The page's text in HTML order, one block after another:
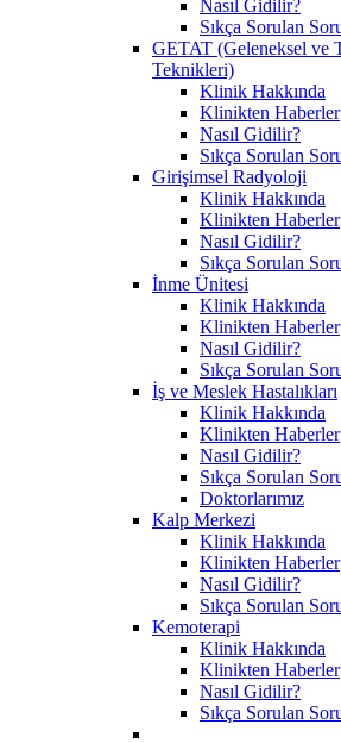
Nasıl Gidilir?
Sıkça Sorulan
GETAT (Geleneksel ve
Teknikleri)
Klinik Hakkında
Klinikten Haberler
Nasıl Gidilir?
Sıkça Sorulan
Girişimsel Radyoloji
Klinik Hakkında
Klinikten Haberler
Nasıl Gidilir?
Sıkça Sorulan
İnme Ünitesi
Klinik Hakkında
Klinikten Haberler
Nasıl Gidilir?
Sıkça Sorulan
İş ve Meslek Hastalıkları
Klinik Hakkında
Klinikten Haberler
Nasıl Gidilir?
Sıkça Sorulan
Doktorlarımız
Kalp Merkezi
Klinik Hakkında
Klinikten Haberler
Nasıl Gidilir?
Sıkça Sorulan
Kemoterapi
Klinik Hakkında
Klinikten Haberler
Nasıl Gidilir?
Sıkça Sorulan